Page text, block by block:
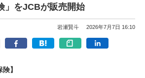
」をJCBが販売開始
岩瀬賢斗 2026年7月7日 16:10
】